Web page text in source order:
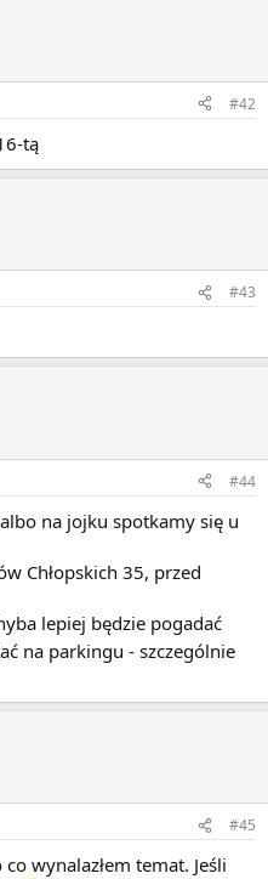
#42
tą
#43
#44
na jojku spotkamy się u
Chłopskich 35, przed
lepiej będzie pogadać
na parkingu - szczególnie
#45
wynalazłem temat. Jeśli